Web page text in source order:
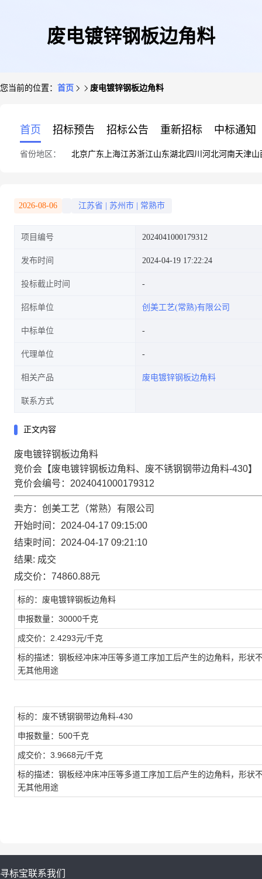
废电镀锌钢板边角料
您当前的位置： 首页 废电镀锌钢板边角料
首页 招标预告 招标公告 重新招标 中标通知
省份地区： 北京广东 上海江苏浙江山东湖北四川 河北河南天津山
2026-08-06 江苏省 苏州市 常熟市
项目编号 2024041000179312
发布时间 2024-04-19 17:22:24
投标截止时间
招标单位 创美工艺(常熟)有限公司
中标单位
代理单位
相关产品 废电镀锌钢板边角料
联系方式
正文内容
废电镀锌钢板边角料
竞价会【废电镀锌钢板边角料、废不锈钢钢带边角料-430】
竞价会编号：2024041000179312
卖方：创美工艺（常熟）有限公司
开始时间：2024-04-17 09:15:00
结束时间：2024-04-17 09:21:10
结果: 成交
成交价：74860.88元
标的：废电镀锌钢板边角料
申报数量：30000千克
成交价：2.4293元/千克
标的描述：钢板经冲床冲压等多道工序加工后产生的边角料，形
无其他用途
标的：废不锈钢钢带边角料-430
申报数量：500千克
成交价：3.9668元/千克
标的描述：钢板经冲床冲压等多道工序加工后产生的边角料，形
无其他用途
寻标宝联系我们